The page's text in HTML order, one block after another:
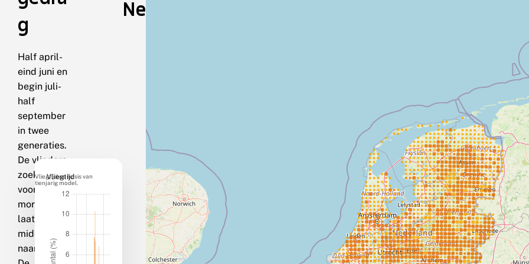
g
Half april-
eind juni en
begin juli-
half
september
in twee
generaties.
De vlinders
zoeken
vooral 's
morgens en
laat in de
middag
naar nectar.
Vliegtijd
Vliegtijd op basis van
tienjarig model.
Nederland